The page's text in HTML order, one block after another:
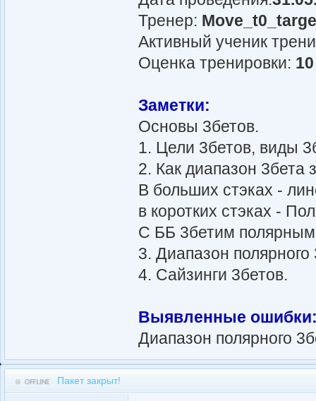
Тренер:
Активный ученик
Оценка тренировки:
Заметки:
Основы 3бетов.
1. Цели 3бетов, виды
2. Как диапазон 3бета
В больших стэках -
в коротких стэках -
С ББ 3бетим
3. Диапазон полярного
4. Сайзинги 3бетов.
Выявленные
Диапазон полярного
Пакет закрыт!